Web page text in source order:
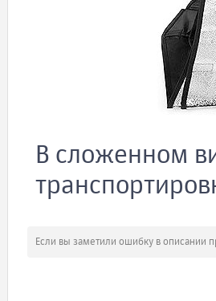
В сложенном
Если вы заметили ошибку в описании